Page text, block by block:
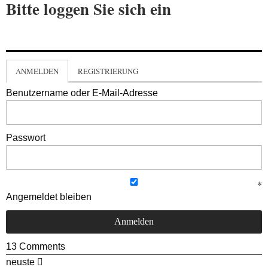
Bitte loggen Sie sich ein
ANMELDEN REGISTRIERUNG
Benutzername oder E-Mail-Adresse
Passwort
Angemeldet bleiben
13 Comments
neuste